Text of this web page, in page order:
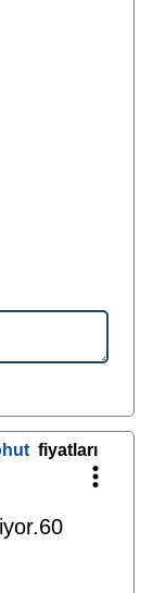
fiyatları